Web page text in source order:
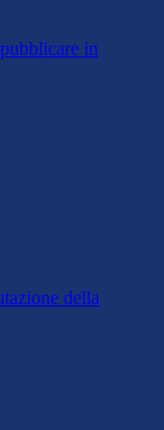
in
della